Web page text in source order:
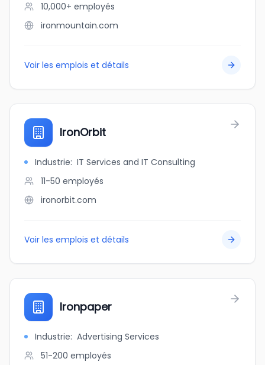
10,000+ employés
ironmountain.com
Voir les emplois et détails
IronOrbit
Industrie: IT Services and IT Consulting
11-50 employés
ironorbit.com
Voir les emplois et détails
Ironpaper
Industrie: Advertising Services
51-200 employés